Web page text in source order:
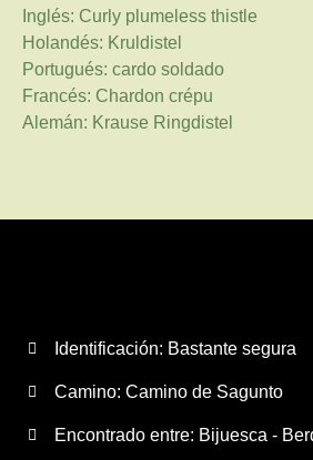
Inglés: Curly plumeless thistle
Holandés: Kruldistel
Portugués: cardo soldado
Francés: Chardon crépu
Alemán: Krause Ringdistel
Identificación: Bastante segura
Camino: Camino de Sagunto
Encontrado entre: Bijuesca -